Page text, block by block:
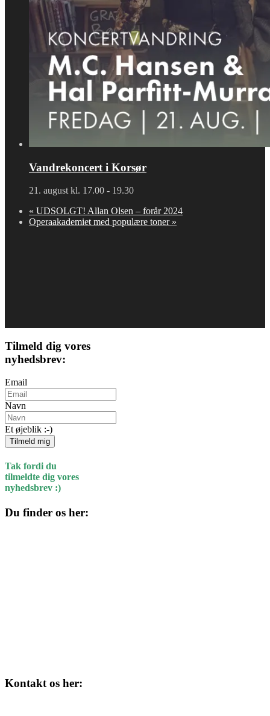
Vandrekoncert i Korsør
21. august kl. 17.00 - 19.30
« UDSOLGT! Allan Olsen – forår 2024
Operaakademiet med populære toner »
Tilmeld dig vores
nyhedsbrev:
Email
Navn
Et øjeblik :-)
Tilmeld mig
Tak fordi du
tilmeldte dig vores
nyhedsbrev :)
Du finder os her:
Kontakt os her: